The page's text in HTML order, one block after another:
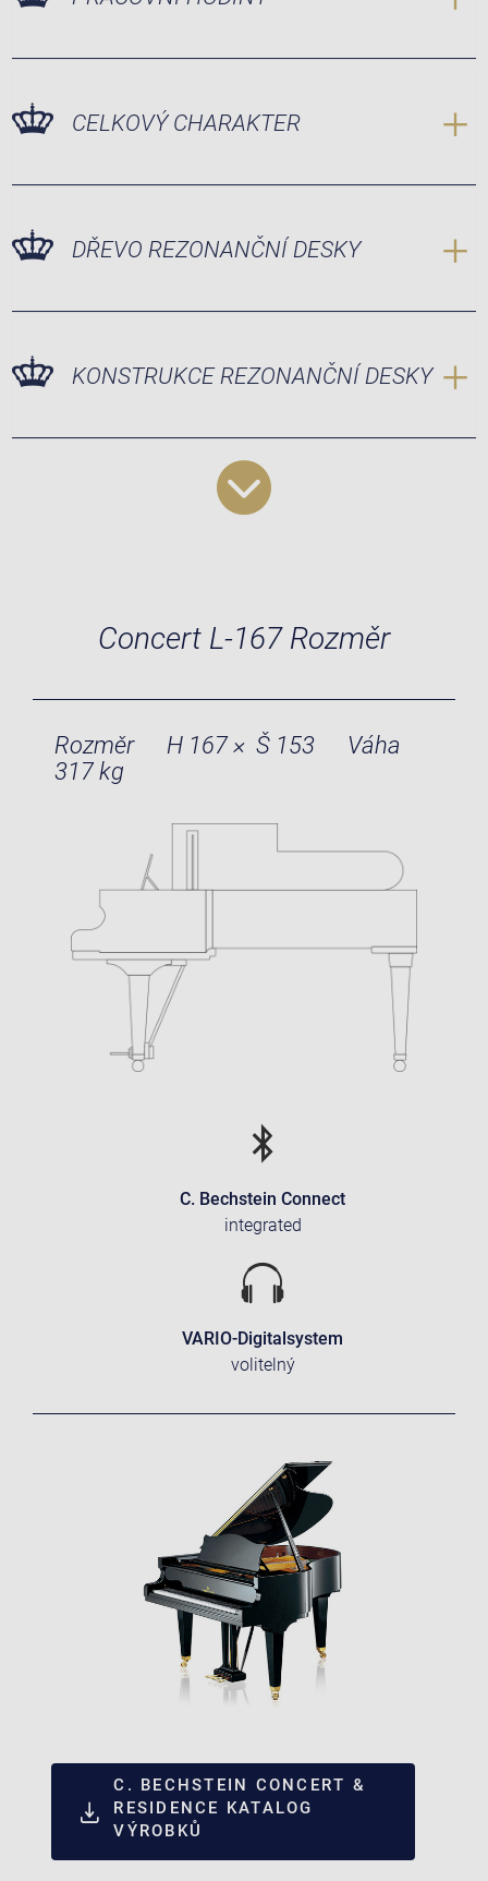
CELKOVÝ CHARAKTER
DŘEVO REZONANČNÍ DESKY
KONSTRUKCE REZONANČNÍ DESKY
Concert L-167 Rozměr
Rozměr H 167 × Š 153
Váha
317 kg
C. Bechstein Connect
integrated
VARIO-Digitalsystem
volitelný
C. BECHSTEIN CONCERT &
RESIDENCE KATALOG
VÝROBKŮ